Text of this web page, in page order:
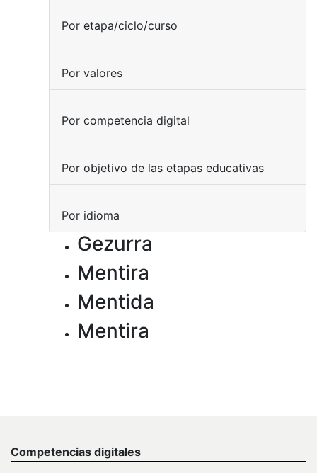
Gezurra
Mentira
Mentida
Mentira
Por etapa/ciclo/curso
Por valores
Por competencia digital
Por objetivo de las etapas educativas
Por idioma
Competencias digitales